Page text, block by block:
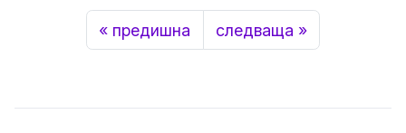
« предишна следваща »